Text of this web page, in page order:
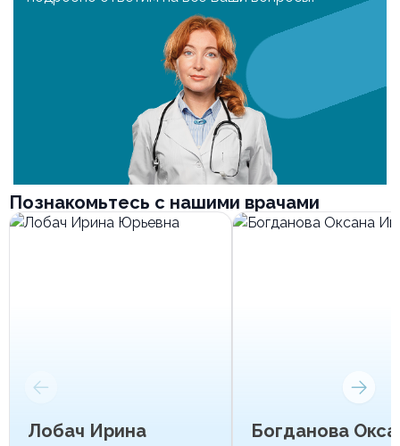
Познакомьтесь с нашими врачами
Лобач Ирина
Богданова